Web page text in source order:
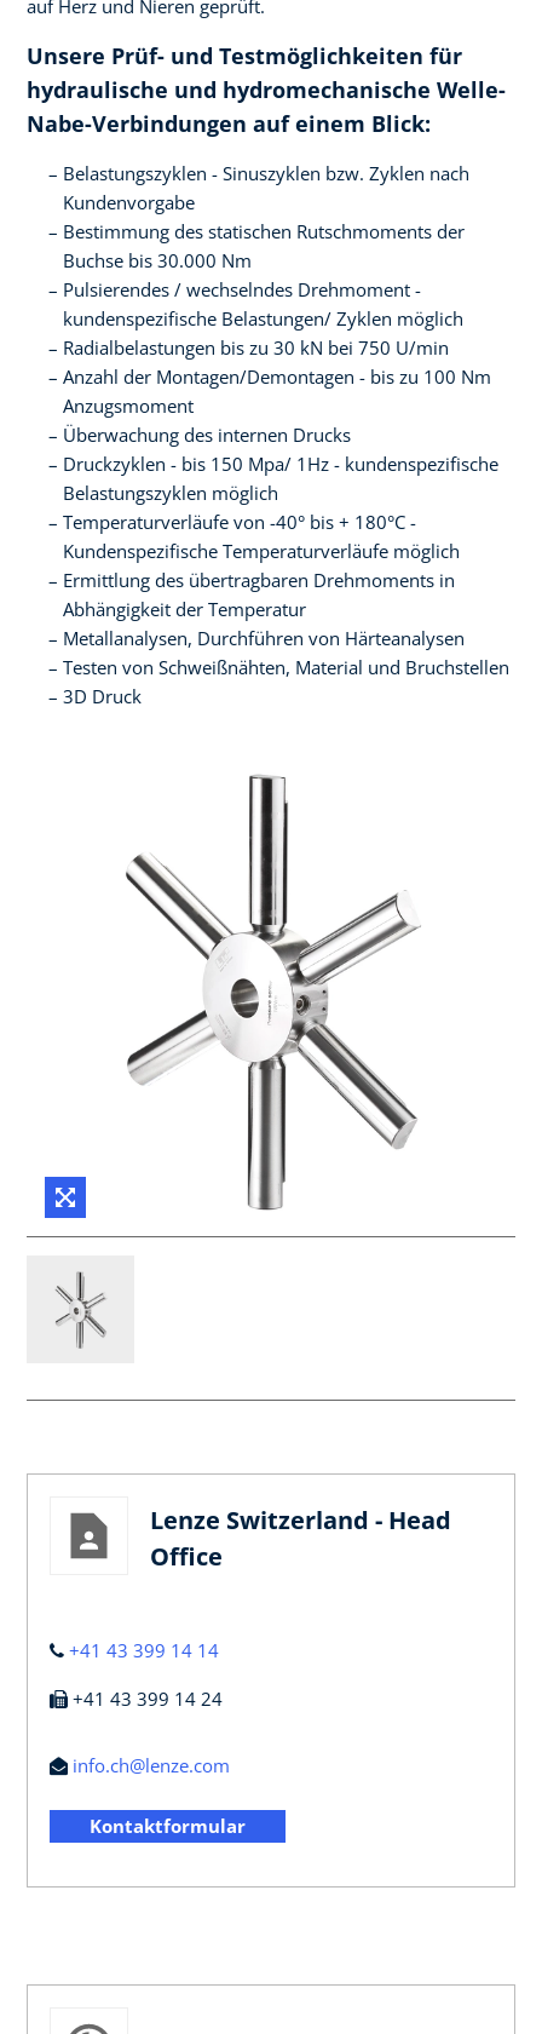
auf Herz und Nieren geprüft.
Unsere Prüf- und Testmöglichkeiten für
hydraulische und hydromechanische Welle-
Nabe-Verbindungen auf einem Blick:
Belastungszyklen - Sinuszyklen bzw. Zyklen nach
Kundenvorgabe
Bestimmung des statischen Rutschmoments der
Buchse bis 30.000 Nm
Pulsierendes / wechselndes Drehmoment -
kundenspezifische Belastungen/ Zyklen möglich
Radialbelastungen bis zu 30 kN bei 750 U/min
Anzahl der Montagen/Demontagen - bis zu 100 Nm
Anzugsmoment
Überwachung des internen Drucks
Druckzyklen - bis 150 Mpa/ 1Hz - kundenspezifische
Belastungszyklen möglich
Temperaturverläufe von -40° bis + 180°C -
Kundenspezifische Temperaturverläufe möglich
Ermittlung des übertragbaren Drehmoments in
Abhängigkeit der Temperatur
Metallanalysen, Durchführen von Härteanalysen
Testen von Schweißnähten, Material und Bruchstellen
3D Druck
Lenze Switzerland - Head
Office
+41 43 399 14 14
+41 43 399 14 24
info.ch@lenze.com
Kontaktformular